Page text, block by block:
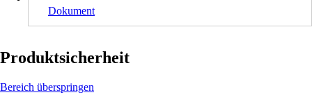
Dokument
Produktsicherheit
Bereich überspringen